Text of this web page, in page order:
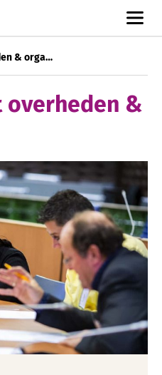
Projecten met overheden & organisaties
overheden &